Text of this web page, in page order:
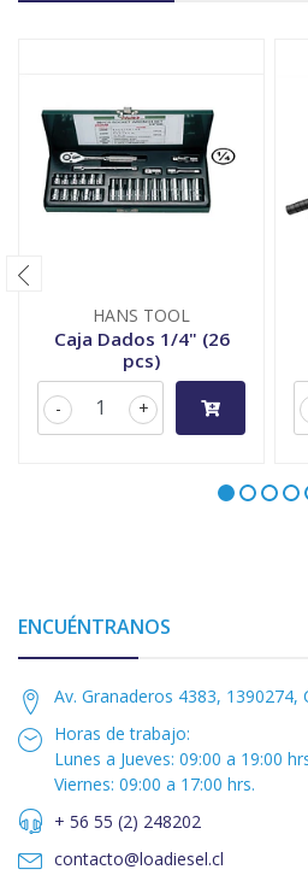
HANS TOOL
Caja Dados 1/4" (26
pcs)
+
-
ENCUÉNTRANOS
Av. Granaderos 4383,
Horas de trabajo:
Lunes a Jueves: 09:00 a 19:00
Viernes: 09:00 a 17:00 hrs.
+ 56 55 (2) 248202
contacto@loadiesel.cl